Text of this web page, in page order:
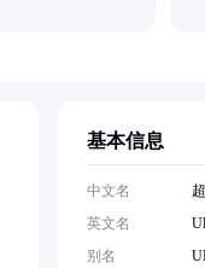
基本信息
中文名
英文名
别名